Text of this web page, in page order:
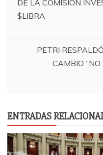
deDE LA COMISIÓN
$LIBRA
PETRI
CAMBIO
ENTRADAS